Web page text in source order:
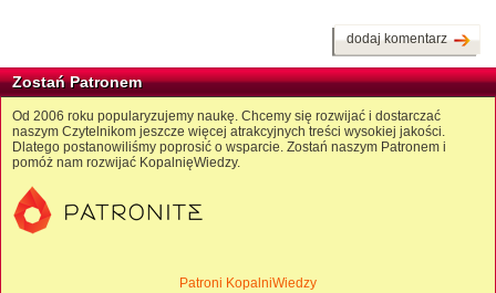
dodaj komentarz
Zostań Patronem
Od 2006 roku popularyzujemy naukę. Chcemy się rozwijać i dostarczać
naszym Czytelnikom jeszcze więcej atrakcyjnych treści wysokiej jakości.
Dlatego postanowiliśmy poprosić o wsparcie. Zostań naszym Patronem i
pomóż nam rozwijać KopalnięWiedzy.
Patroni KopalniWiedzy